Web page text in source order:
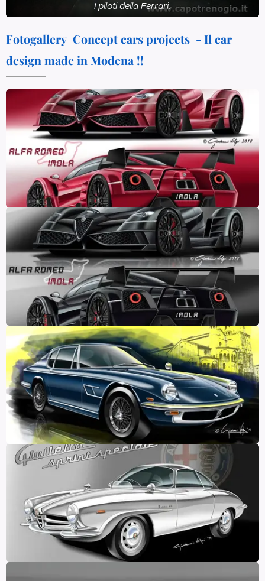
I piloti della Ferrari.
Fotogallery Concept cars projects - Il car
design made in Modena !!